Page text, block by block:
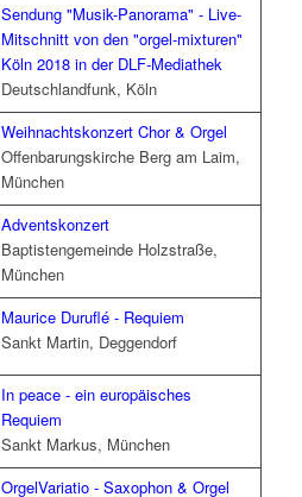
Sendung "Musik-Panorama" - Live-
Mitschnitt von den "orgel-mixturen"
Köln 2018 in der DLF-Mediathek
Deutschlandfunk, Köln
Weihnachtskonzert Chor & Orgel
Offenbarungskirche Berg am Laim,
München
Adventskonzert
Baptistengemeinde Holzstraße,
München
Maurice Duruflé - Requiem
Sankt Martin, Deggendorf
In peace - ein europäisches
Requiem
Sankt Markus, München
OrgelVariatio - Saxophon & Orgel